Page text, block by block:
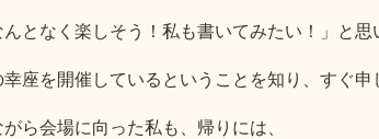
となく楽しそう！私も書いてみたい！」と思
座を開催しているということを知り、すぐ申
ら会場に向った私も、帰りには、